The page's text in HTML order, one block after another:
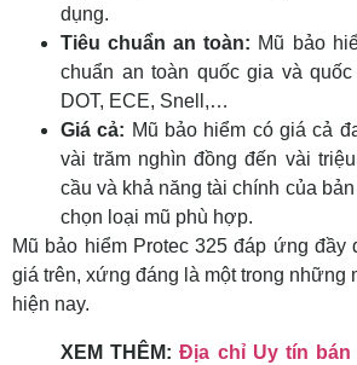
dụng.
Tiêu chuẩn an toàn: Mũ bảo
chuẩn an toàn quốc gia và
DOT, ECE, Snell,…
Giá cả: Mũ bảo hiểm có giá cả
vài trăm nghìn đồng đến vài
cầu và khả năng tài chính của
chọn loại mũ phù hợp.
Mũ bảo hiểm Protec 325 đáp ứng đầy
giá trên, xứng đáng là một trong những
hiện nay.
XEM THÊM:Địa chỉ Uy tín bán